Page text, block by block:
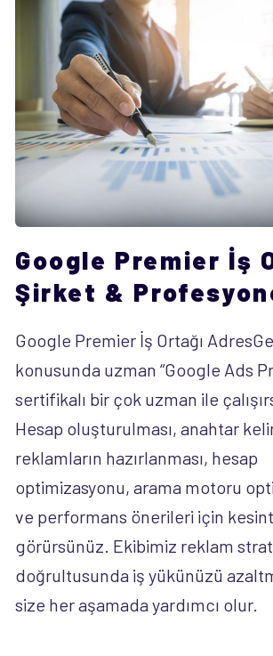
Google Premier İş
Şirket &
Google Premier İş Ortağı
konusunda uzman “Google Ads
sertifikalı bir çok uzman ile
Hesap oluşturulması, anahtar
reklamların hazırlanması, hesap
optimizasyonu, arama motoru
ve performans önerileri için
görürsünüz. Ekibimiz reklam
doğrultusunda iş yükünüzü
size her aşamada yardımcı olur.